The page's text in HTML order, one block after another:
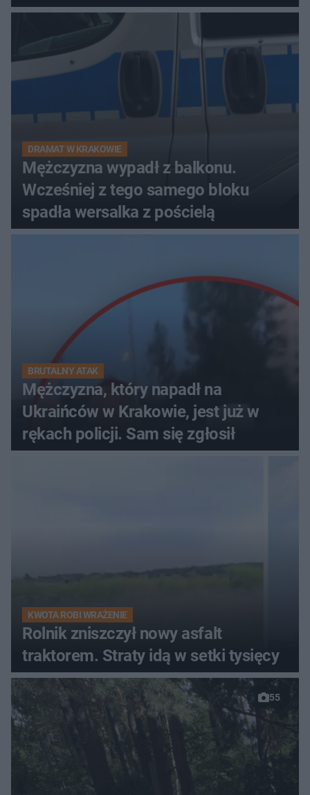
DRAMAT W KRAKOWIE
Mężczyzna wypadł z balkonu.
Wcześniej z tego samego bloku
spadła wersalka z pościelą
BRUTALNY ATAK
Mężczyzna, który napadł na
Ukraińców w Krakowie, jest już w
rękach policji. Sam się zgłosił
KWOTA ROBI WRAŻENIE
Rolnik zniszczył nowy asfalt
traktorem. Straty idą w setki tysięcy
55